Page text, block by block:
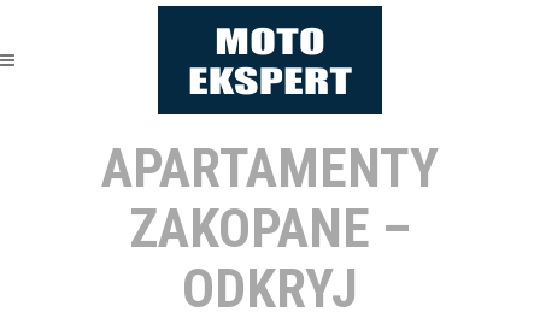
APARTAMENTY
ZAKOPANE –
ODKRYJ